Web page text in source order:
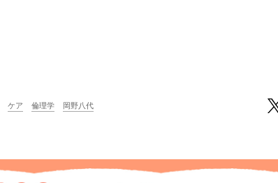
ケア 倫理学 岡野八代